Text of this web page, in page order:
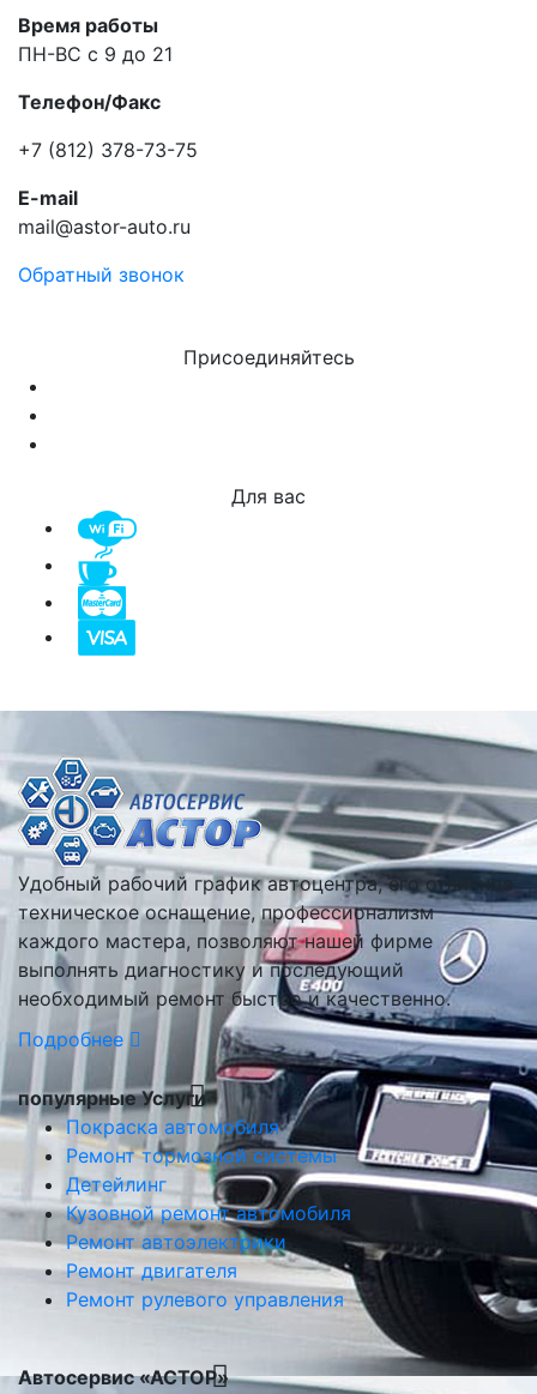
Время работы
ПН-ВС с 9 до 21
Телефон/Факс
+7 (812) 378-73-75
E-mail
mail@astor-auto.ru
Обратный звонок
Присоединяйтесь
Для вас
Удобный рабочий график автоцентра, его отличное
техническое оснащение, профессионализм
каждого мастера, позволяют нашей фирме
выполнять диагностику и последующий
необходимый ремонт быстро и качественно.
Подробнее
популярные Услуги
Покраска автомобиля
Ремонт тормозной системы
Детейлинг
Кузовной ремонт автомобиля
Ремонт автоэлектрики
Ремонт двигателя
Ремонт рулевого управления
Автосервис «АСТОР»